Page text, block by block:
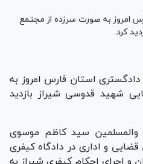
امروز به صورت سرزده از مجتمع
کرد.
استان فارس امروز به
شهید قدوسی شیراز بازدید
والمسلمین سید کاظم موسوی
و اداری در دادگاه کیفری
محاکم کیفری ۱ استان و اجرای احکام کیفری شیراز به